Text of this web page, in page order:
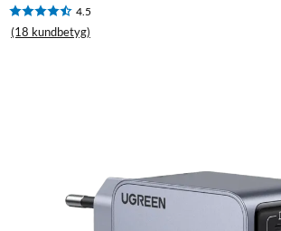
4.5
(18 kundbetyg)